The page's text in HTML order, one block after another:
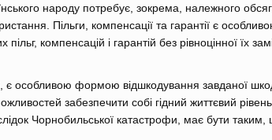
народу потребує, зокрема, належного
Пільги, компенсації та гарантії є
компенсацій і гарантій без рівноцінної їх
є особливою формою відшкодування завданої
забезпечити собі гідний життєвий
Чорнобильської катастрофи, має бути